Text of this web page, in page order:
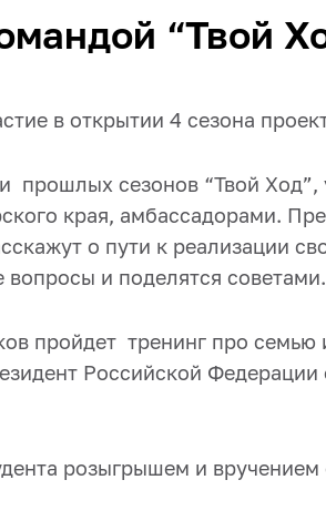
“Твой
в открытии 4 сезона
прошлых сезонов “Твой Ход”,
края, амбассадорами.
о пути к реализации
вопросы и поделятся советами.
пройдет тренинг про семью
Российской Федерации
розыгрышем и вручением